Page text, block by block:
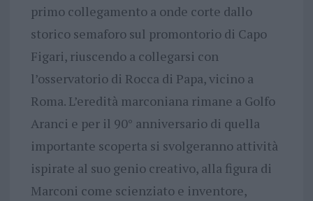
primo collegamento a onde corte dallo
storico semaforo sul promontorio di Capo
Figari, riuscendo a collegarsi con
l’osservatorio di Rocca di Papa, vicino a
Roma. L’eredità marconiana rimane a Golfo
Aranci e per il 90° anniversario di quella
importante scoperta si svolgeranno attività
ispirate al suo genio creativo, alla figura di
Marconi come scienziato e inventore,